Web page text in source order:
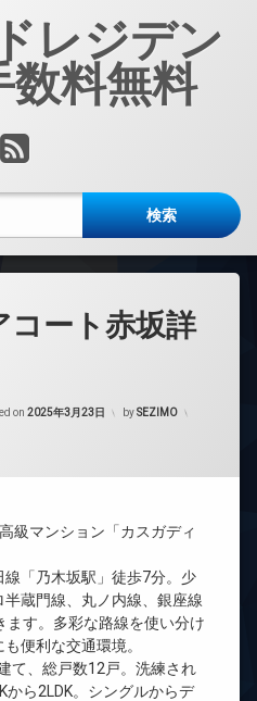
レジデン
数料無料
RSS
検索:
コート赤坂詳
on 2025年3月23日 bySEZIMO
級マンション「カスガディ
「乃木坂駅」徒歩7分。少
蔵門線、丸ノ内線、銀座線
ます。多彩な路線を使い分け
便利な交通環境。
て、総戸数12戸。洗練され
から2LDK。シングルからデ